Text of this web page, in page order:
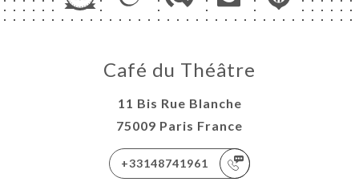
Café du Théâtre
11 Bis Rue Blanche
75009 Paris France
+33148741961